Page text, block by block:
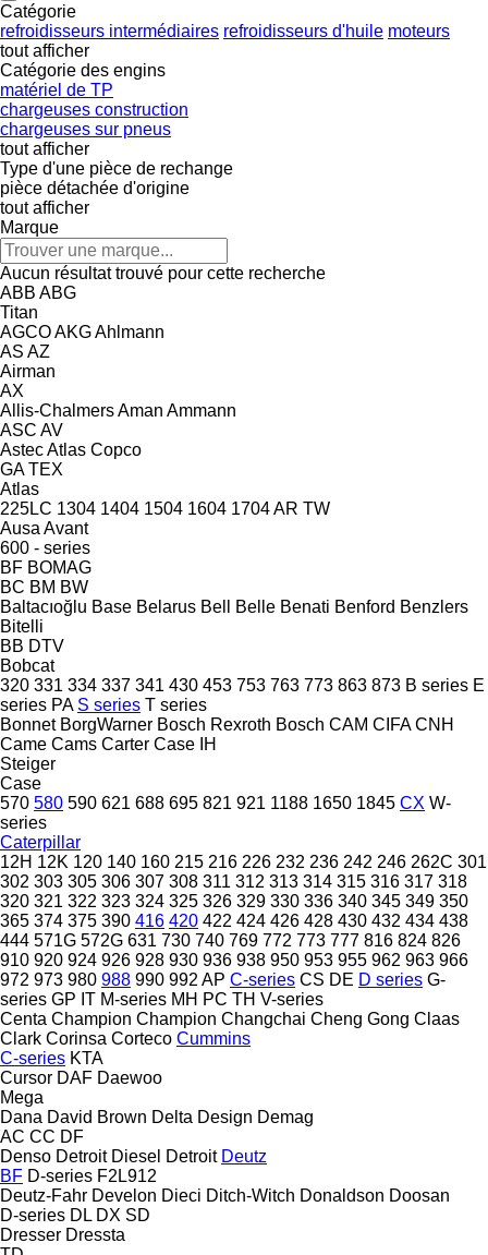
Catégorie
refroidisseurs intermédiaires refroidisseurs d'huile moteurs
tout afficher
Catégorie des engins
matériel de TP
chargeuses construction
chargeuses sur pneus
tout afficher
Type d'une pièce de rechange
pièce détachée d'origine
tout afficher
Marque
Aucun résultat trouvé pour cette recherche
ABB ABG
Titan
AGCOAKGAhlmann
AS AZ
Airman
AX
Allis-ChalmersAman Ammann
ASC AV
AstecAtlas Copco
GA TEX
Atlas
225LC 1304 1404 1504 1604 1704AR TW
Ausa Avant
600 - series
BF BOMAG
BC BM BW
Baltacıoğlu Base Belarus Bell Belle Benati Benford Benzlers
Bitelli
BB DTV
Bobcat
320 331 334 337 341 430 453 753 763 773 863 873 B series E
series PA S series T series
Bonnet BorgWarner Bosch Rexroth Bosch CAM CIFA CNH
Came Cams Carter Case IH
Steiger
Case
570 580 590 621 688 695 821 921 1188 1650 1845 CX W-
series
Caterpillar
12H 12K 120 140 160 215 216 226 232 236 242 246 262C 301
302 303 305 306 307 308 311 312 313 314 315 316 317 318
320 321 322 323 324 325 326 329 330 336 340 345 349 350
365 374 375 390 416 420 422 424 426 428 430 432 434 438
444 571G 572G 631 730 740 769 772 773 777 816 824 826
910 920 924 926 928 930 936 938 950 953 955 962 963 966
972 973 980 988 990 992 AP C-series CS DE D series G-
series GP IT M-series MH PC TH V-series
Centa Champion Champion Changchai Cheng Gong Claas
Clark Corinsa Corteco Cummins
C-series KTA
Cursor DAF Daewoo
Mega
Dana David Brown Delta Design Demag
AC CC DF
Denso Detroit Diesel Detroit Deutz
BF D-series F2L912
Deutz-Fahr Develon Dieci Ditch-Witch Donaldson Doosan
D-series DL DX SD
Dresser Dressta